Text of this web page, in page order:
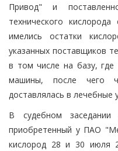
Привод" и
технического
имелись остатки
указанных поставщиков
в том числе на базу, где
машины, после чего
доставлялась в лечебные
В судебном заседании
приобретенный у ПАО
кислород 28 и 30 июля